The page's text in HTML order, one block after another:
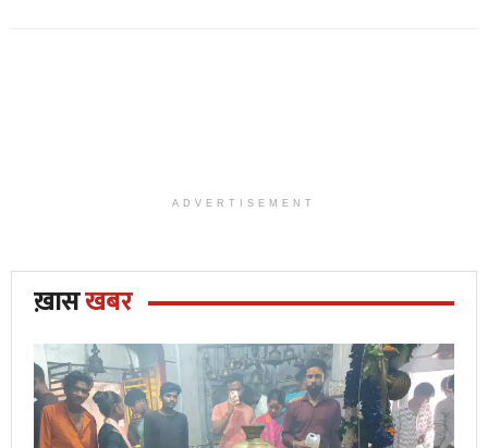
ADVERTISEMENT
ख़ासखबर